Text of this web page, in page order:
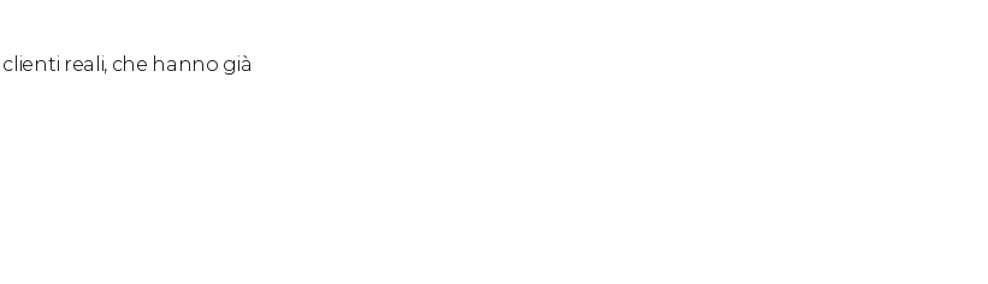
reali, che hanno già